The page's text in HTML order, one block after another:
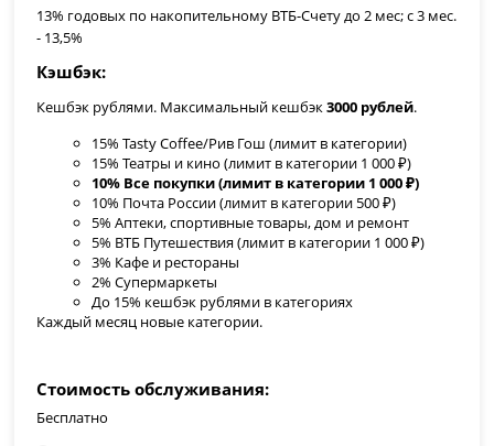
13% годовых по накопительному ВТБ-Счету до 2 мес; с 3 мес.
- 13,5%
Кэшбэк
Кешбэк рублями. Максимальный кешбэк3000 рублей.
15% Tasty Coffee/Рив Гош (лимит в категории)
15% Театры и кино (лимит в категории 1 000 ₽)
10% Все покупки (лимит в категории 1 000 ₽)
10% Почта России (лимит в категории 500 ₽)
5% Аптеки, спортивные товары, дом и ремонт
5% ВТБ Путешествия (лимит в категории 1 000 ₽)
3% Кафе и рестораны
2% Супермаркеты
До 15% кешбэк рублями в категориях
Каждый месяц новые категории.
Стоимость обслуживания
Бесплатно